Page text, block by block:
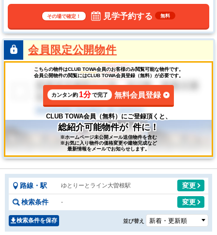
土地で実現させてみませんか？
その場で確定！ 見学予約する 無料
会員限定公開物件
こちらの物件はCLUB TOWA会員のお客様のみ閲覧可能な物件です。
会員公開物件の閲覧にはCLUB TOWA会員登録（無料）が必要です。
カンタン約 1分で完了 無料会員登録
CLUB TOWA会員（無料）にご登録頂くと、
総紹介可能物件が 件に！
※ホームページ未公開メール送信物件を含む
※お気に入り物件の価格変更や建物完成など
最新情報をメールでお知らせします。
路線・駅 ゆとりーとライン大曽根駅 変更
検索条件 - 変更
検索条件を保存 並び替え